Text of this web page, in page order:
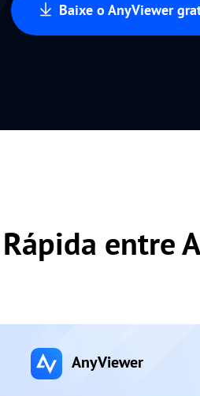
Baixe o AnyViewer
entre
AnyViewer